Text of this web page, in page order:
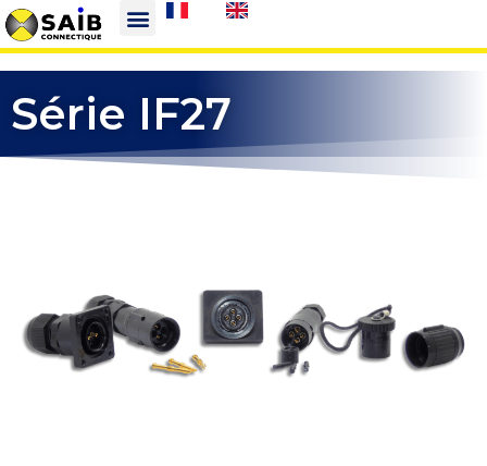
Série IF27